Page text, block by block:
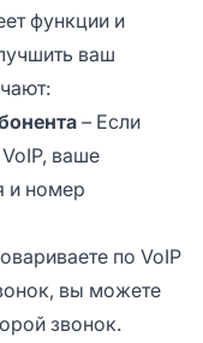
функции и
ваш
– Если
ваше
и номер
по VoIP
вы можете
звонок.